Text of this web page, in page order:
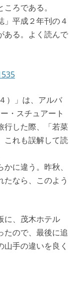
ろである。
」平成２年刊の４
ある。よく読んで
）」は、アルバ
・スチュアート
行した際、「若菜
これも誤解して読
に違う。昨秋、
なら、このよう
に、茂木ホテル
たので、最後に追
手の違いを良く